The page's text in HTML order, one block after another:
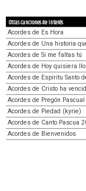
Otras canciones de interés
Acordes de Es Hora
Acordes de Una historia
Acordes de Si me faltas tú
Acordes de Hoy quisiera
Acordes de Espíritu Santo
Acordes de Cristo ha
Acordes de Pregón Pascual
Acordes de Piedad (kyrie)
Acordes de Canto Pascua
Acordes de Bienvenidos